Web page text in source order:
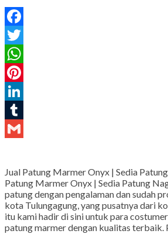
Facebook
Twitter
WhatsApp
Pinterest
LinkedIn
Tumblr
Jual Patung Marmer Onyx | Sedia
Patung Marmer Onyx | Sedia Patung
patung dengan pengalaman dan sudah
kota Tulungagung, yang pusatnya dari
itu kami hadir di sini untuk para
patung marmer dengan kualitas terbaik.